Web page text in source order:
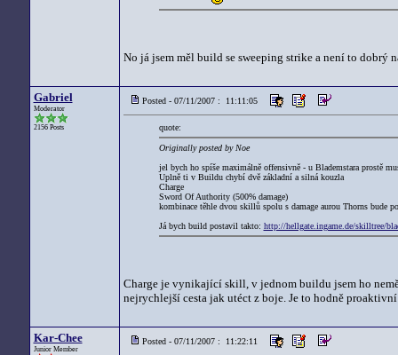
No já jsem měl build se sweeping strike a není to dobrý
Gabriel
Moderator
2156 Posts
Posted - 07/11/2007 : 11:11:05
quote:
Originally posted by Noe
jel bych ho spíše maximálně offensivně - u Blademstara prostě
Uplně ti v Buildu chybí dvě základní a silná kouzla
Charge
Sword Of Authority (500% damage)
kombinace těhle dvou skillů spolu s damage aurou Thorns bude
Já bych build postavil takto: http://hellgate.ingame.de/skilltree/
Charge je vynikající skill, v jednom buildu jsem ho
nejrychlejší cesta jak utéct z boje. Je to hodně
Kar-Chee
Junior Member
Posted - 07/11/2007 : 11:22:11